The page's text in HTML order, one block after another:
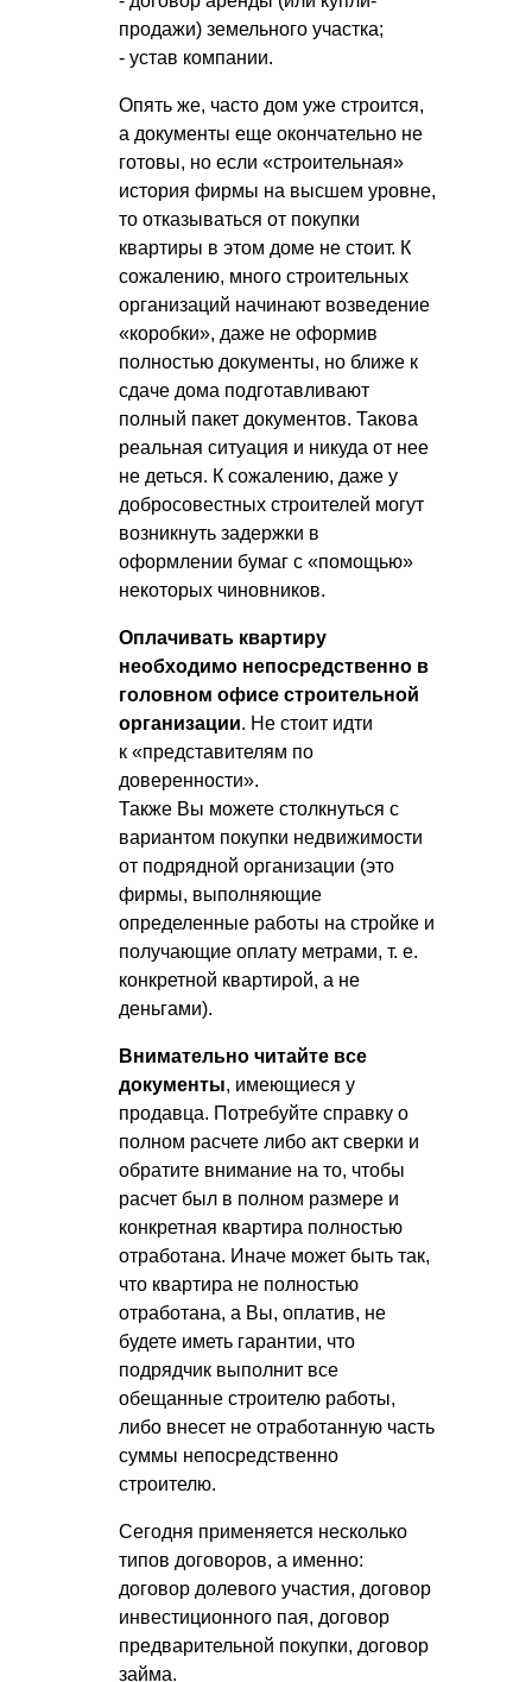
продажи) земельного участка;
- устав компании.
Опять же, часто дом уже строится,
а документы еще окончательно не
готовы, но если «строительная»
история фирмы на высшем уровне,
то отказываться от покупки
квартиры в этом доме не стоит. К
сожалению, много строительных
организаций начинают возведение
«коробки», даже не оформив
полностью документы, но ближе к
сдаче дома подготавливают
полный пакет документов. Такова
реальная ситуация и никуда от нее
не деться. К сожалению, даже у
добросовестных строителей могут
возникнуть задержки в
оформлении бумаг с «помощью»
некоторых чиновников.
Оплачивать квартиру
необходимо непосредственно в
головном офисе строительной
организации. Не стоит идти
к «представителям по
доверенности».
Также Вы можете столкнуться с
вариантом покупки недвижимости
от подрядной организации (это
фирмы, выполняющие
определенные работы на стройке и
получающие оплату метрами, т. е.
конкретной квартирой, а не
деньгами).
Внимательно читайте все
документы, имеющиеся у
продавца. Потребуйте справку о
полном расчете либо акт сверки и
обратите внимание на то, чтобы
расчет был в полном размере и
конкретная квартира полностью
отработана. Иначе может быть так,
что квартира не полностью
отработана, а Вы, оплатив, не
будете иметь гарантии, что
подрядчик выполнит все
обещанные строителю работы,
либо внесет не отработанную часть
суммы непосредственно
строителю.
Сегодня применяется несколько
типов договоров, а именно:
договор долевого участия, договор
инвестиционного пая, договор
предварительной покупки, договор
займа.